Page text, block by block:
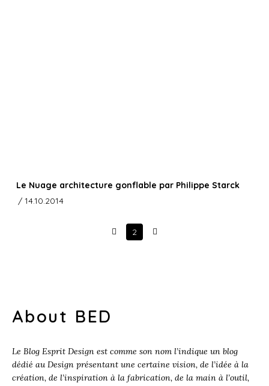
Le Nuage architecture gonflable par Philippe Starck
/ 14.10.2014
Prev 2 Next
About BED
Le Blog Esprit Design est comme son nom l’indique un blog
dédié au Design présentant une certaine vision, de l’idée à la
création, de l’inspiration à la fabrication, de la main à l’outil,